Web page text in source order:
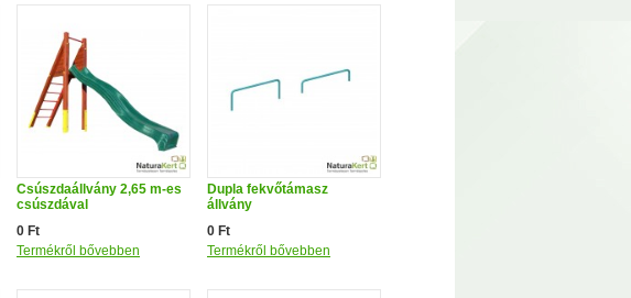
Csúszdaállvány 2,65 m-es
csúszdával
0 Ft
Termékről bővebben
Dupla fekvőtámasz
állvány
0 Ft
Termékről bővebben